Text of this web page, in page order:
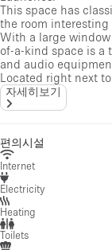
This space has
the room interesting
With a large
of-a-kind space is a
and audio
Located right next to
자세히보기
편의시설
Internet
Electricity
Heating
Toilets